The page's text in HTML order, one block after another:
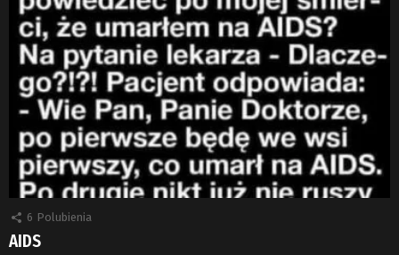
6 Polubienia
AIDS